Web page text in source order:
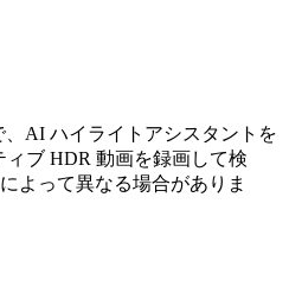
、AI ハイライトアシスタントを
ィブ HDR 動画を録画して検
よって異なる場合がありま